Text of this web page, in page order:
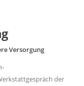
Versorgung
der